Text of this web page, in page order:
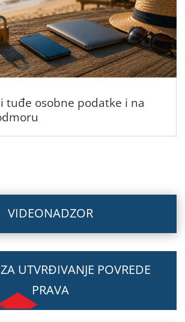
tuđe osobne podatke i na
VIDEONADZOR
UTVRĐIVANJE POVREDE
PRAVA